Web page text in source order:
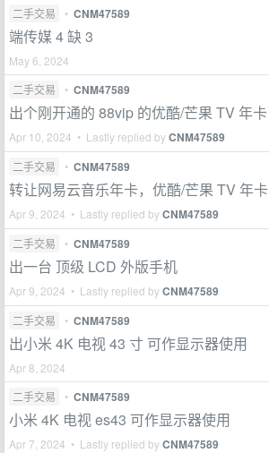
二手交易 • CNM47589
端传媒 4 缺 3
May 6, 2024
二手交易
• CNM47589
出个刚开通的 88vip 的优酷/芒果 TV 年卡
Apr 10, 2024 • Lastly replied byCNM47589
二手交易 • CNM47589
转让网易云音乐年卡，优酷/芒果 TV 年卡
Apr 9, 2024 • Lastly replied byCNM47589
二手交易 • CNM47589
出一台 顶级 LCD 外版手机
Apr 9, 2024 • Lastly replied byCNM47589
二手交易 • CNM47589
出小米 4K 电视 43 寸 可作显示器使用
Apr 8, 2024
二手交易
• CNM47589
小米 4K 电视 es43 可作显示器使用
Apr 7, 2024 • Lastly replied byCNM47589